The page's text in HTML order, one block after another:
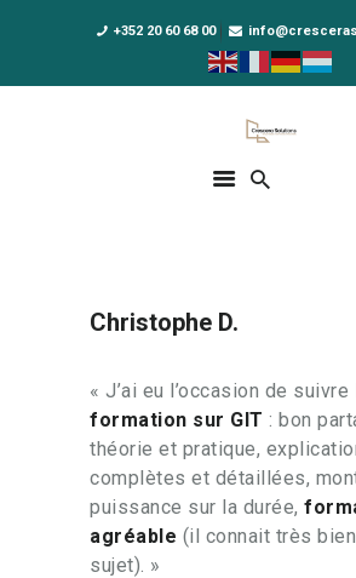
+352 20 60 68 00
Crescera
Solutions for your evolution
DPO AS A SERVICE
NOUS CONNAÎTRE
ACTUALITÉS
Christophe D.
« J’ai eu l’occasion de suivre
formation sur GIT : bon
théorie et pratique,
complètes et détaillées,
puissance sur la durée,
agréable (il connait très
sujet). »